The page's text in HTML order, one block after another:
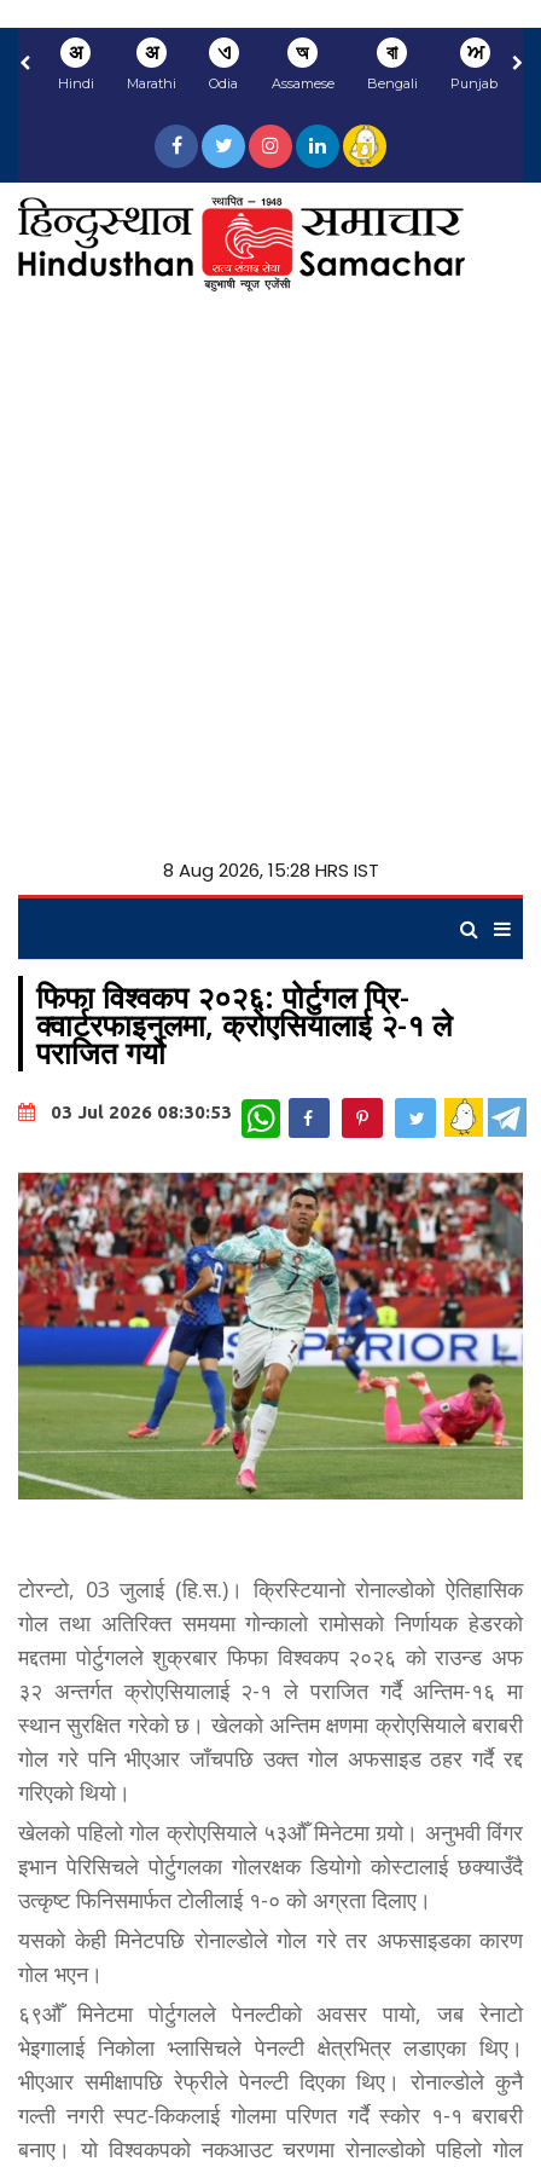
अ
Hindi
अ
Marathi
ଏ
Odia
অ
Assamese
বা
Bengali
ਅ
Punjabi
8 Aug 2026, 15:28 HRS IST
फिफा विश्वकप २०२६: पोर्टुगल प्रि-
क्वार्टरफाइनलमा, क्रोएसियालाई २-१ ले
पराजित गर्यो
03 Jul 2026 08:30:53 WhatsApp
टोरन्टो, 03 जुलाई (हि.स.)। क्रिस्टियानो रोनाल्डोको ऐतिहासिक
गोल तथा अतिरिक्त समयमा गोन्कालो रामोसको निर्णायक हेडरको
मद्दतमा पोर्टुगलले शुक्रबार फिफा विश्वकप २०२६ को राउन्ड अफ
३२ अन्तर्गत क्रोएसियालाई २-१ ले पराजित गर्दै अन्तिम-१६ मा
स्थान सुरक्षित गरेको छ। खेलको अन्तिम क्षणमा क्रोएसियाले बराबरी
गोल गरे पनि भीएआर जाँचपछि उक्त गोल अफसाइड ठहर गर्दै रद्द
गरिएको थियो।
खेलको पहिलो गोल क्रोएसियाले ५३औँ मिनेटमा गर्‍यो। अनुभवी विंगर
इभान पेरिसिचले पोर्टुगलका गोलरक्षक डियोगो कोस्टालाई छक्याउँदै
उत्कृष्ट फिनिसमार्फत टोलीलाई १-० को अग्रता दिलाए।
यसको केही मिनेटपछि रोनाल्डोले गोल गरे तर अफसाइडका कारण
गोल भएन।
६९औँ मिनेटमा पोर्टुगलले पेनल्टीको अवसर पायो, जब रेनाटो
भेइगालाई निकोला भ्लासिचले पेनल्टी क्षेत्रभित्र लडाएका थिए।
भीएआर समीक्षापछि रेफ्रीले पेनल्टी दिएका थिए। रोनाल्डोले कुनै
गल्ती नगरी स्पट-किकलाई गोलमा परिणत गर्दै स्कोर १-१ बराबरी
बनाए। यो विश्वकपको नकआउट चरणमा रोनाल्डोको पहिलो गोल